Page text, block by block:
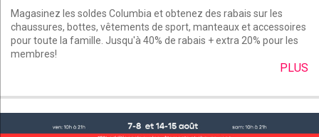
Magasinez les soldes Columbia et obtenez des rabais sur les
chaussures, bottes, vêtements de sport, manteaux et accessoires
pour toute la famille. Jusqu'à 40% de rabais + extra 20% pour les
membres!
PLUS